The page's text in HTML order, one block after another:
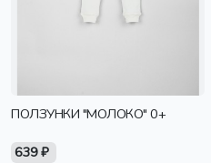
ПОЛЗУНКИ "МОЛОКО" 0+
639 ₽